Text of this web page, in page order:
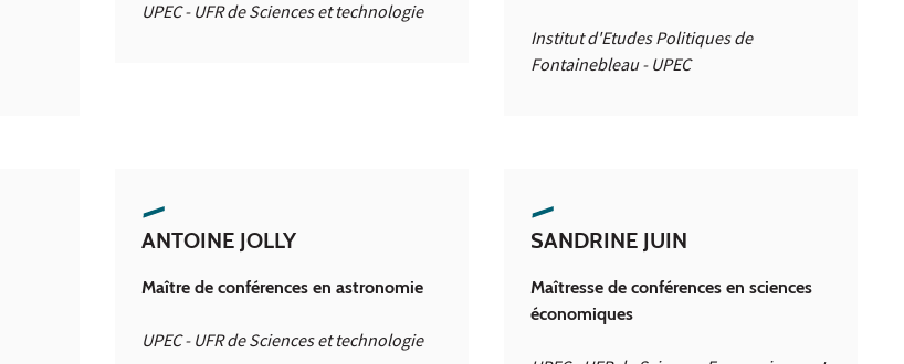
UPEC - UFR de Sciences et technologie
Institut d'Etudes Politiques de
Fontainebleau - UPEC
ANTOINE JOLLY
Maître de conférences en astronomie
UPEC - UFR de Sciences et technologie
SANDRINE JUIN
Maîtresse de conférences en sciences
économiques